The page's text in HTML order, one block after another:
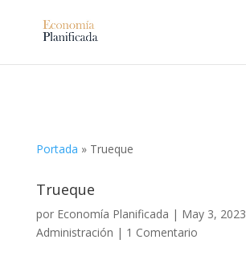
Portada » Trueque
Trueque
por Economía Planificada | May 3, 2023
Administración | 1 Comentario